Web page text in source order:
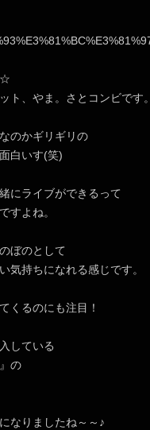
☆
ト、やま。さとコンビです。
のかギリギリの
白いす(笑)
にライブができるって
すよね。
ぼのとして
気持ちになれる感じです。
くるのにも注目！
している
の
なりましたね～～♪